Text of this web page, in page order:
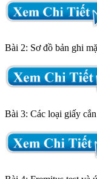
Bài 2: Sơ đồ bản
Bài 3: Các loại